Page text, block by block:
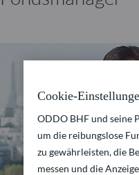
Cookie-
ODDO BHF und seine
um die reibungslose
zu gewährleisten, die
messen und die